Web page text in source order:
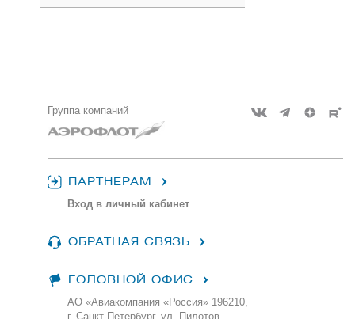
Группа компаний
ПАРТНЕРАМ
Вход в личный кабинет
ОБРАТНАЯ СВЯЗЬ
ГОЛОВНОЙ ОФИС
АО «Авиакомпания «Россия» 196210,
г. Санкт-Петербург, ул. Пилотов,